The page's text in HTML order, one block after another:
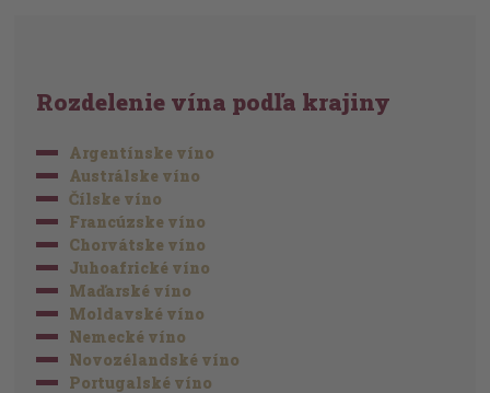
Rozdelenie vína podľa krajiny
Argentínske víno
Austrálske víno
Čílske víno
Francúzske víno
Chorvátske víno
Juhoafrické víno
Maďarské víno
Moldavské víno
Nemecké víno
Novozélandské víno
Portugalské víno